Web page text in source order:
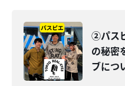
②パス
の秘密
ブにつ